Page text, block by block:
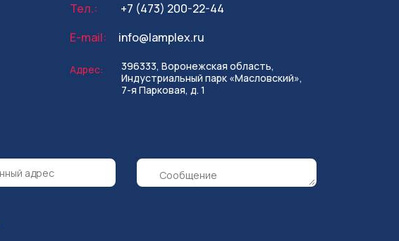
Тел.:
+7 (473) 200-22-44
E-mail:
info@lamplex.ru
Адрес:
396333, Воронежская область,
Индустриальный парк «Масловский»,
7-я Парковая, д. 1